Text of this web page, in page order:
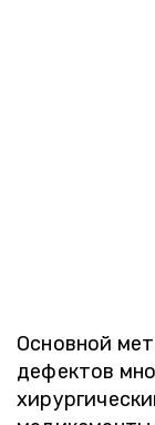
Основной
дефектов